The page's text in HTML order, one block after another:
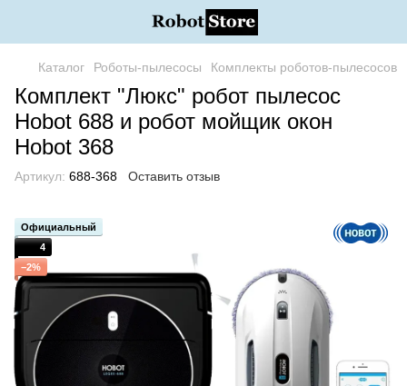
Каталог Роботы-пылесосы Комплекты роботов-пылесосов
Комплект "Люкс" робот пылесос
Hobot 688 и робот мойщик окон
Hobot 368
Артикул: 688-368 Оставить отзыв
Официальный
4
−2%